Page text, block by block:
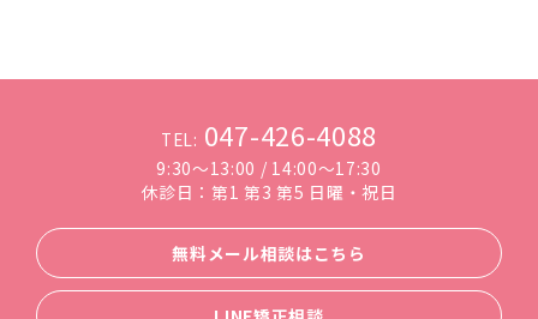
TEL: 047-426-4088
9:30～13:00 / 14:00～17:30
休診日：第1 第3 第5 日曜・祝日
無料メール相談はこちら